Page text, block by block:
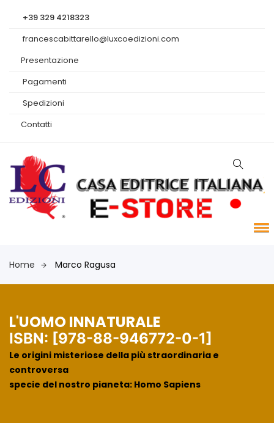
+39 329 4218323
francescabittarello@luxcoedizioni.com
Presentazione
Pagamenti
Spedizioni
Contatti
Home Marco Ragusa
L'UOMO INNATURALE
ISBN: [978-88-946772-0-1]
Le origini misteriose della più straordinaria e
controversa
specie del nostro pianeta: Homo Sapiens